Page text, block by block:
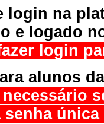
login na
e logado
login
alunos